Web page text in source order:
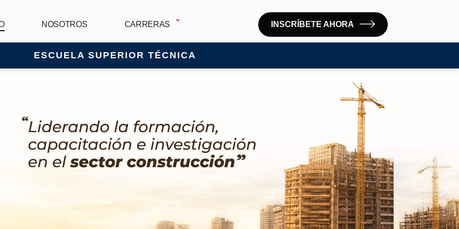
NOSOTROS CARRERAS INSCRÍBETE AHORA
ESCUELA SUPERIOR TÉCNICA